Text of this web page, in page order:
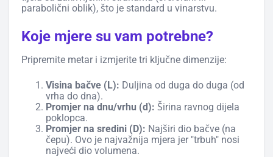
parabolični oblik), što je standard u vinarstvu.
Koje mjere su vam potrebne?
Pripremite metar i izmjerite tri ključne dimenzije:
Visina bačve (L): Duljina od duga do duga (od
vrha do dna).
Promjer na dnu/vrhu (d): Širina ravnog dijela
poklopca.
Promjer na sredini (D): Najširi dio bačve (na
čepu). Ovo je najvažnija mjera jer "trbuh" nosi
najveći dio volumena.